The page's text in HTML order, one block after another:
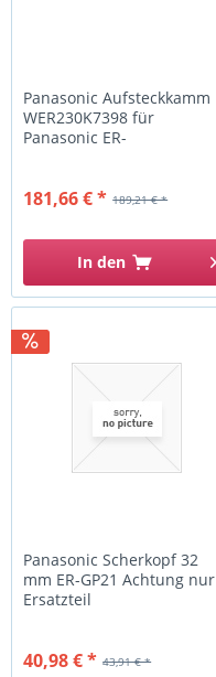
Panasonic Aufsteckkamm
WER230K7398 für
Panasonic ER-
189,21 € *
181,66 € *
In den
Panasonic Scherkopf 32
mm ER-GP21 Achtung nur
Ersatzteil
43,91 € *
40,98 € *